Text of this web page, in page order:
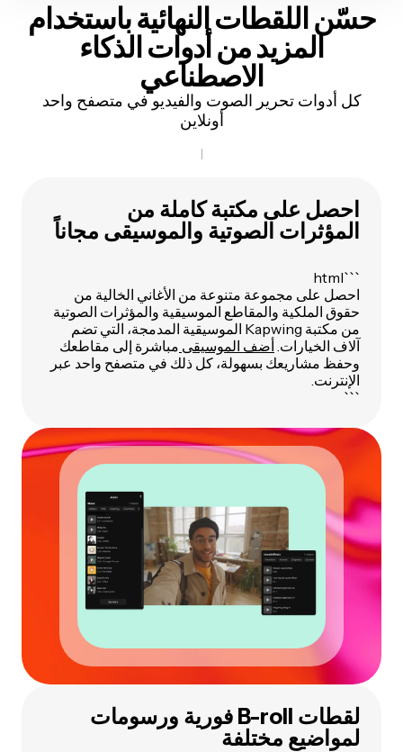
حسّن اللقطات النهائيةباستخدام
المزيد من أدوات الذكاء
الاصطناعي
كل أدوات تحرير الصوت والفيديو في متصفح واحد
أونلاين
احصل على مكتبة كاملة من
المؤثرات الصوتية والموسيقى مجاناً
```html
احصل على مجموعة متنوعة من الأغاني الخالية من
حقوق الملكية والمقاطع الموسيقية والمؤثرات الصوتية
من مكتبة Kapwing الموسيقية المدمجة، التي تضم
آلاف الخيارات. أضف الموسيقى مباشرة إلى مقاطعك
وحفظ مشاريعك بسهولة، كل ذلك في متصفح واحد عبر
الإنترنت.
```
لقطات B-roll فورية ورسومات
لمواضيع مختلفة